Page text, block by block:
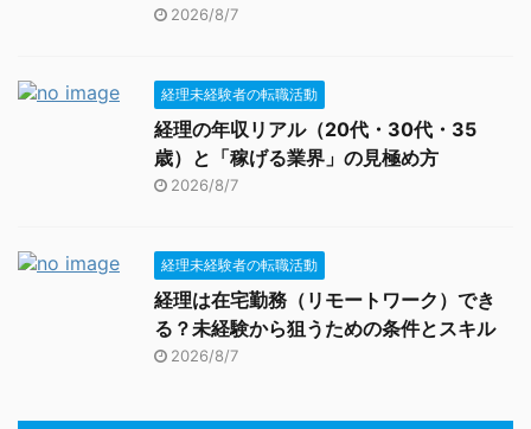
2026/8/7
経理未経験者の転職活動
経理の年収リアル（20代・30代・35
歳）と「稼げる業界」の見極め方
2026/8/7
経理未経験者の転職活動
経理は在宅勤務（リモートワーク）でき
る？未経験から狙うための条件とスキル
2026/8/7